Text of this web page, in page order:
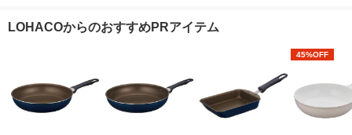
（イチオシ）
結型 日本製
LOHACOからのおすすめPRアイテム
45%OFF